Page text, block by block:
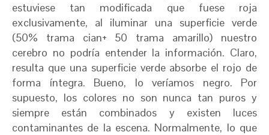
estuviese tan modificada que fuese roja
exclusivamente, al iluminar una superficie verde
(50% trama cian+ 50 trama amarillo) nuestro
cerebro no podría entender la información. Claro,
resulta que una superficie verde absorbe el rojo de
forma íntegra. Bueno, lo veríamos negro. Por
supuesto, los colores no son nunca tan puros y
siempre están combinados y existen luces
contaminantes de la escena. Normalmente, lo que